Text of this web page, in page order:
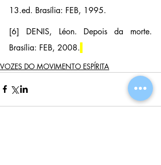
13.ed. Brasília: FEB, 1995.
[6] DENIS, Léon. Depois da morte.
Brasília: FEB, 2008.
VOZES DO MOVIMENTO ESPÍRITA